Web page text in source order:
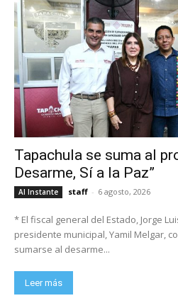
Tapachula se suma al
Desarme, Sí a la Paz”
Al Instante staff - 6 agosto, 2026
* El fiscal general del Estado, Jorge
presidente municipal, Yamil Melgar,
sumarse al desarme...
Leer más